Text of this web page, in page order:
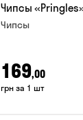
Чипсы
Чипсы
169,00
грн за 1 шт